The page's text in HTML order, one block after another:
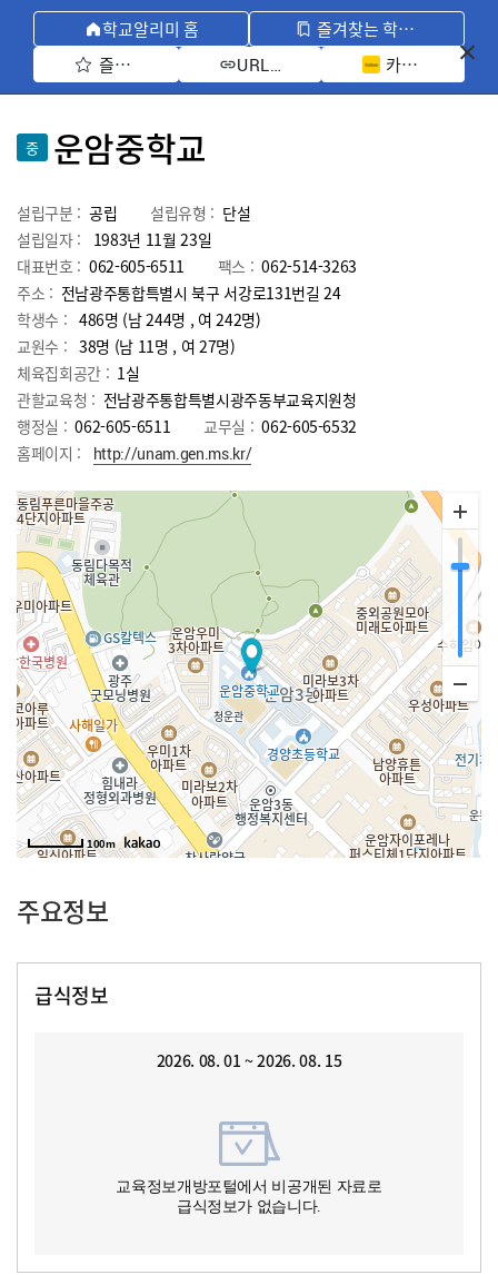
학교알리미 홈
즐겨찾는 학교 모아보기
즐겨찾기 선택
URL 복사 카카오톡 공유
중 운암중학교
설립구분 : 공립 설립유형 : 단설
설립일자 :
1983년 11월 23일
대표번호 : 062-605-6511 팩스 : 062-514-3263
주소 : 전남광주통합특별시 북구 서강로131번길 24
학생수 : 486명 (남 244명 , 여 242명)
교원수 : 38명 (남 11명 , 여 27명)
체육집회공간 : 1실
관할교육청 : 전남광주통합특별시광주동부교육지원청
행정실 : 062-605-6511 교무실 : 062-605-6532
홈페이지 :
http://unam.gen.ms.kr/
100m
주요정보
급식정보
2026. 08. 01 ~ 2026. 08. 15
교육정보개방포털에서 비공개된 자료로
급식정보가 없습니다.